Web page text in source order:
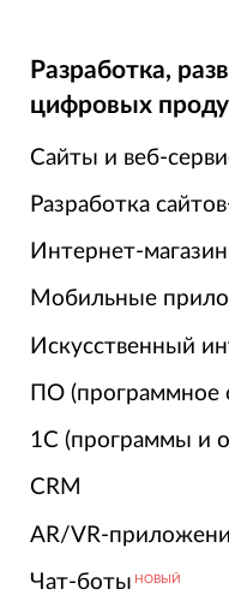
Разработка,
цифровых
Сайты и веб-
Разработка
Интернет-
Мобильные
Искусственный
ПО (программное
1С (программы и
CRM
AR/VR-
Чат-боты НОВЫЙ